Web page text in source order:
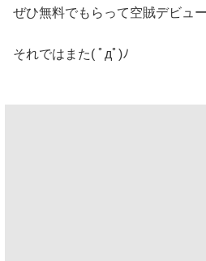
ぜひ無料でもらって空賊デビュ
それではまた( ﾟдﾟ)ﾉ